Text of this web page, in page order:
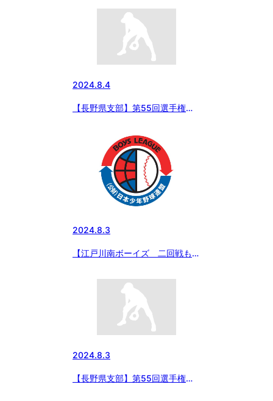
の試合結果
2024.8.4
【長野県支部】第55回選手権大
2024.8.3
【江戸川南ボーイズ 二回戦も快
回 選手権大会
2024.8.3
【長野県支部】第55回選手権大